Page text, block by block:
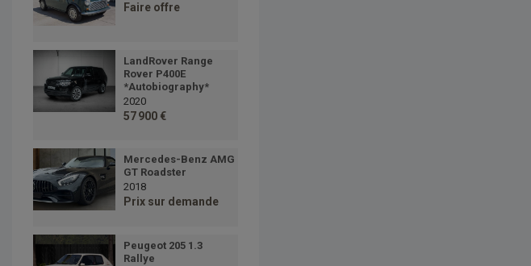
Faire offre
LandRover Range
Rover P400E
*Autobiography*
2020
57 900 €
Mercedes-Benz AMG
GT Roadster
2018
Prix sur demande
Peugeot 205 1.3
Rallye